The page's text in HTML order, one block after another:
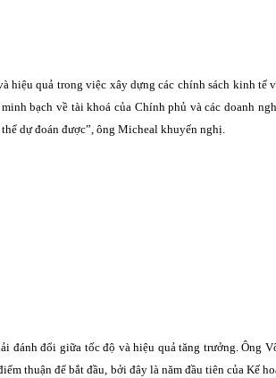
hiệu quả trong việc xây dựng các chính sách kinh
bạch về tài khoá của Chính phủ và các doanh
dự đoán được”, ông Micheal khuyến nghị.
đánh đổi giữa tốc độ và hiệu quả tăng trưởng. Ông
thuận để bắt đầu, bởi đây là năm đầu tiên của Kế